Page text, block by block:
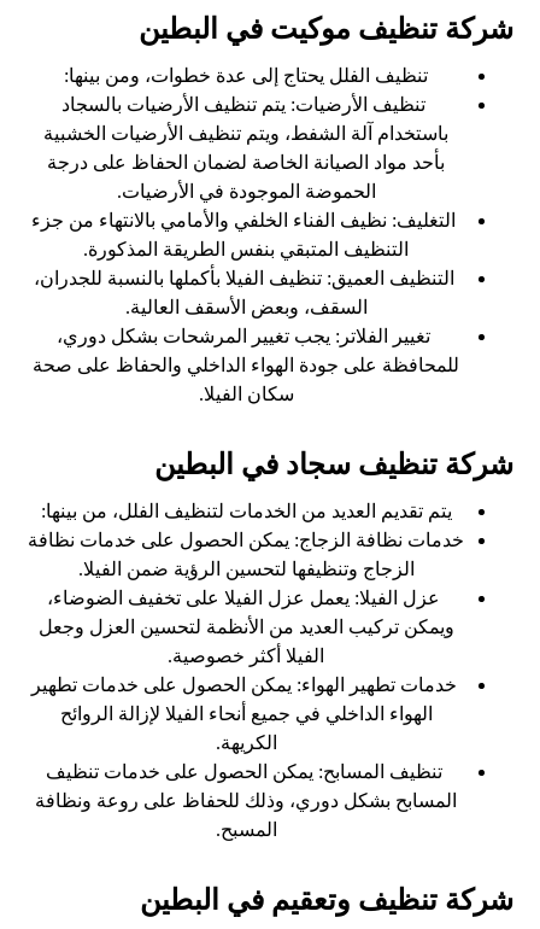
شركة تنظيف موكيت في البطين
تنظيف الفلل يحتاج إلى عدة خطوات، ومن بينها:
تنظيف الأرضيات: يتم تنظيف الأرضيات بالسجاد
باستخدام آلة الشفط، ويتم تنظيف الأرضيات الخشبية
بأحد مواد الصيانة الخاصة لضمان الحفاظ على درجة
الحموضة الموجودة في الأرضيات.
التغليف: نظيف الفناء الخلفي والأمامي بالانتهاء من جزء
التنظيف المتبقي بنفس الطريقة المذكورة.
التنظيف العميق: تنظيف الفيلا بأكملها بالنسبة للجدران،
السقف، وبعض الأسقف العالية.
تغيير الفلاتر: يجب تغيير المرشحات بشكل دوري،
للمحافظة على جودة الهواء الداخلي والحفاظ على صحة
سكان الفيلا.
شركة تنظيف سجاد في البطين
يتم تقديم العديد من الخدمات لتنظيف الفلل، من بينها:
خدمات نظافة الزجاج: يمكن الحصول على خدمات نظافة
الزجاج وتنظيفها لتحسين الرؤية ضمن الفيلا.
عزل الفيلا: يعمل عزل الفيلا على تخفيف الضوضاء،
ويمكن تركيب العديد من الأنظمة لتحسين العزل وجعل
الفيلا أكثر خصوصية.
خدمات تطهير الهواء: يمكن الحصول على خدمات تطهير
الهواء الداخلي في جميع أنحاء الفيلا لإزالة الروائح
الكريهة.
تنظيف المسابح: يمكن الحصول على خدمات تنظيف
المسابح بشكل دوري، وذلك للحفاظ على روعة ونظافة
المسبح.
شركة تنظيف وتعقيم في البطين